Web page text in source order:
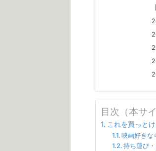
目次（本サ
これを買っと
映画好きな
持ち運び